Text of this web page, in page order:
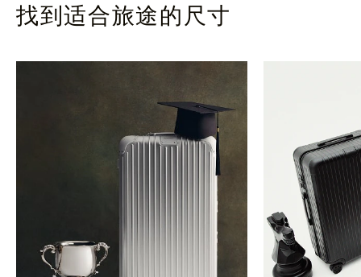
找到适合旅途的尺寸